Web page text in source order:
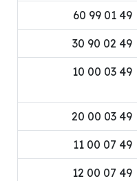
49 01 99 60
49 02 90 30
49 03 00 10
49 03 00 20
49 07 00 11
49 07 00 12